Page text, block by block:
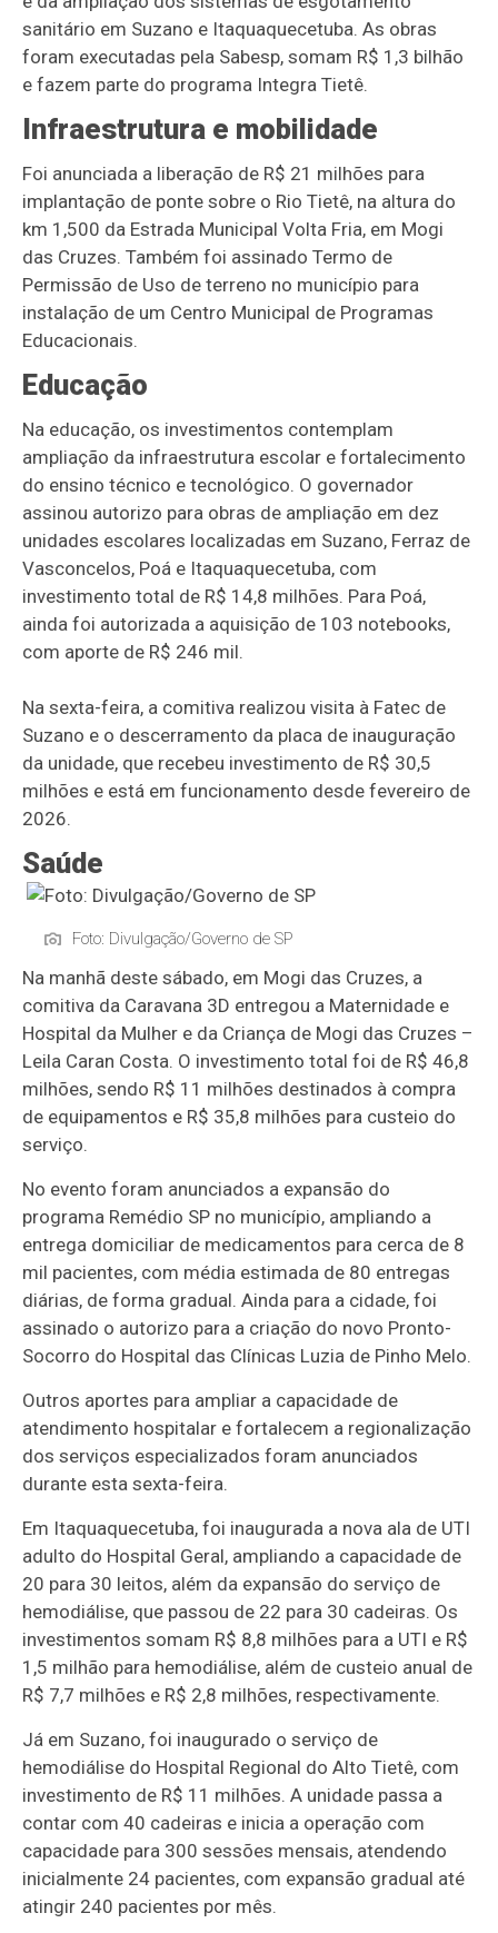
sanitário em Suzano e Itaquaquecetuba. As obras
foram executadas pela Sabesp, somam R$ 1,3 bilhão
e fazem parte do programa Integra Tietê.
Infraestrutura e mobilidade
Foi anunciada a liberação de R$ 21 milhões para
implantação de ponte sobre o Rio Tietê, na altura do
km 1,500 da Estrada Municipal Volta Fria, em Mogi
das Cruzes. Também foi assinado Termo de
Permissão de Uso de terreno no município para
instalação de um Centro Municipal de Programas
Educacionais.
Educação
Na educação, os investimentos contemplam
ampliação da infraestrutura escolar e fortalecimento
do ensino técnico e tecnológico. O governador
assinou autorizo para obras de ampliação em dez
unidades escolares localizadas em Suzano, Ferraz de
Vasconcelos, Poá e Itaquaquecetuba, com
investimento total de R$ 14,8 milhões. Para Poá,
ainda foi autorizada a aquisição de 103 notebooks,
com aporte de R$ 246 mil.
Na sexta-feira, a comitiva realizou visita à Fatec de
Suzano e o descerramento da placa de inauguração
da unidade, que recebeu investimento de R$ 30,5
milhões e está em funcionamento desde fevereiro de
2026.
Saúde
Foto: Divulgação/Governo de SP
Na manhã deste sábado, em Mogi das Cruzes, a
comitiva da Caravana 3D entregou a Maternidade e
Hospital da Mulher e da Criança de Mogi das Cruzes –
Leila Caran Costa. O investimento total foi de R$ 46,8
milhões, sendo R$ 11 milhões destinados à compra
de equipamentos e R$ 35,8 milhões para custeio do
serviço.
No evento foram anunciados a expansão do
programa Remédio SP no município, ampliando a
entrega domiciliar de medicamentos para cerca de 8
mil pacientes, com média estimada de 80 entregas
diárias, de forma gradual. Ainda para a cidade, foi
assinado o autorizo para a criação do novo Pronto-
Socorro do Hospital das Clínicas Luzia de Pinho Melo.
Outros aportes para ampliar a capacidade de
atendimento hospitalar e fortalecem a regionalização
dos serviços especializados foram anunciados
durante esta sexta-feira.
Em Itaquaquecetuba, foi inaugurada a nova ala de UTI
adulto do Hospital Geral, ampliando a capacidade de
20 para 30 leitos, além da expansão do serviço de
hemodiálise, que passou de 22 para 30 cadeiras. Os
investimentos somam R$ 8,8 milhões para a UTI e R$
1,5 milhão para hemodiálise, além de custeio anual de
R$ 7,7 milhões e R$ 2,8 milhões, respectivamente.
Já em Suzano, foi inaugurado o serviço de
hemodiálise do Hospital Regional do Alto Tietê, com
investimento de R$ 11 milhões. A unidade passa a
contar com 40 cadeiras e inicia a operação com
capacidade para 300 sessões mensais, atendendo
inicialmente 24 pacientes, com expansão gradual até
atingir 240 pacientes por mês.